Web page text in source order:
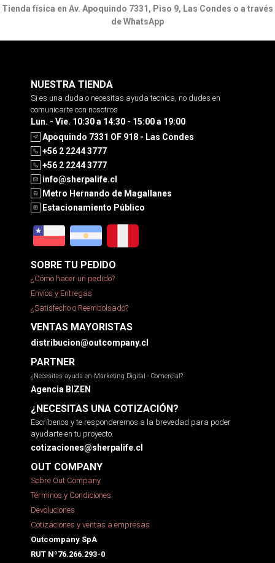
Tienda física en Av. Apoquindo 7331, Piso 9, Las Condes o a través
de WhatsApp
NUESTRA TIENDA
Si es una duda o necesitas ayuda tecnica, no dudes en
comunicarte con nosotros
Lun. - Vie. 10:30 a 14:30 - 15:00 a 19:00
Apoquindo 7331 OF 918 - Las Condes
+56 2 2244 3777
+56 2 2244 3777
info@sherpalife.cl
Metro Hernando de Magallanes
Estacionamiento Público
SOBRE TU PEDIDO
¿Cómo hacer un pedido?
Envíos y Entregas
¿Satisfecho o Reembolsado?
VENTAS MAYORISTAS
distribucion@outcompany.cl
PARTNER
¿Necesitas ayuda en Marketing Digital - Comercial?
Agencia BIZEN
¿NECESITAS UNA COTIZACIÓN?
Escríbenos y te responderemos a la brevedad para poder
ayudarte en tu proyecto.
cotizaciones@sherpalife.cl
OUT COMPANY
Sobre Out Company
Términos y Condiciones
Devoluciones
Cotizaciones y ventas a empresas
Outcompany SpA
RUT Nº76.266.293-0